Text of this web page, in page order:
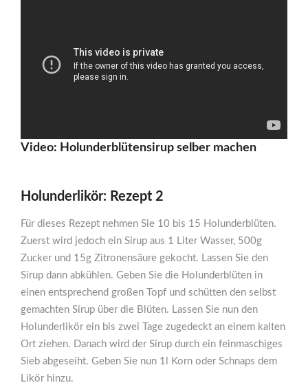
Video: Holunderblütensirup selber machen
Holunderlikör: Rezept 2
Für dieses Rezept nehmen Sie 10 bis 15 Holunderblüten.
Zuerst wird jedoch ein Sirup aus 1 Liter Wasser, 500g
Zucker und 15g Zitronensäure gekocht. Lassen Sie den
Sirup dann abkühlen. Geben Sie die Holunderblüten in
einen entsprechend großen Topf und schütten den selbst
gemachten Sirup über die Blüten. Lassen Sie nun den
Holunderlikör ein bis zwei Tage zugedeckt an einem kalten
Ort ziehen. Danach wird der Sirup durch ein feinmaschiges
Sieb abgeseiht. Geben Sie nun 1l Korn oder Schnaps dem
Likör hinzu.